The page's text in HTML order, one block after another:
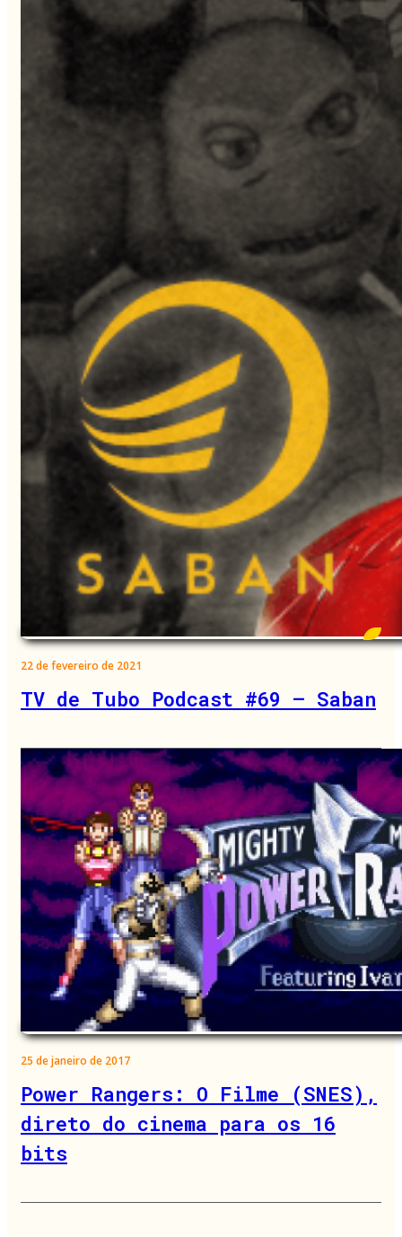
22 de fevereiro de 2021
TV de Tubo Podcast #69 – Saban
25 de janeiro de 2017
Power Rangers: O Filme (SNES),
direto do cinema para os 16
bits